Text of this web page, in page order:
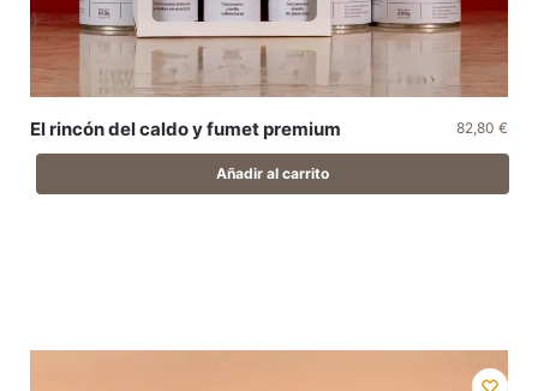
El rincón del caldo y fumet premium 82,80 €
Añadir al carrito